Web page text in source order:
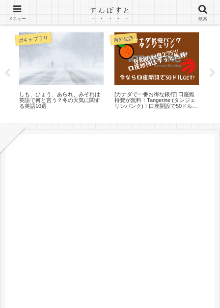
カナダ（トロント）ワーホリのブログ
ボキャブラリ
しも、ひょう、あられ、みぞれは
英語で何と言う？冬の天気に関す
る英語10選
海外生活
[カナダで一番お得な銀行] 口座維
持費が無料！Tangerine (タンジェ
リンバンク)！口座開設で50ドルが
メニュー
すんぽすと
検索